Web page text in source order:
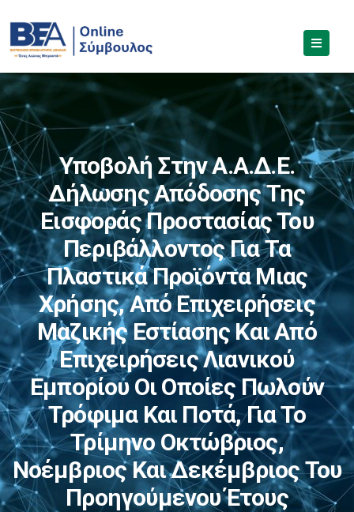
Υποβολή Στην Α.Α.Δ.Ε.
Δήλωσης Απόδοσης Της
Εισφοράς Προστασίας Του
Περιβάλλοντος Για Τα
Πλαστικά Προϊόντα Μιας
Χρήσης, Από Επιχειρήσεις
Μαζικής Εστίασης Και Από
Επιχειρήσεις Λιανικού
Εμπορίου Οι Οποίες Πωλούν
Τρόφιμα Και Ποτά, Για Το
Τρίμηνο Οκτώβριος,
Νοέμβριος Και Δεκέμβριος Του
Προηγούμενου Έτους